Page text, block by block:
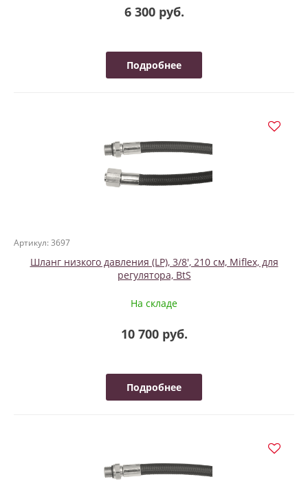
6 300 руб.
Подробнее
Артикул: 3697
Шланг низкого давления (LP), 3/8', 210 см, Miflex, для
регулятора, BtS
На складе
10 700 руб.
Подробнее